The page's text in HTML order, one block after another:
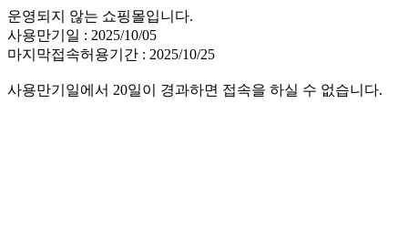
운영되지 않는 쇼핑몰입니다.
사용만기일 : 2025/10/05
마지막접속허용기간 : 2025/10/25
사용만기일에서 20일이 경과하면 접속을 하실 수 없습니다.